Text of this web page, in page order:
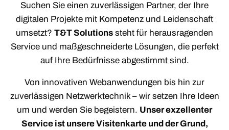
Suchen Sie einen zuverlässigen Partner, der Ihre
digitalen Projekte mit Kompetenz und Leidenschaft
umsetzt? T&T Solutions steht für herausragenden
Service und maßgeschneiderte Lösungen, die perfekt
auf Ihre Bedürfnisse abgestimmt sind.
Von innovativen Webanwendungen bis hin zur
zuverlässigen Netzwerktechnik – wir setzen Ihre Ideen
um und werden Sie begeistern. Unser exzellenter
Service ist unsere Visitenkarte und der Grund,